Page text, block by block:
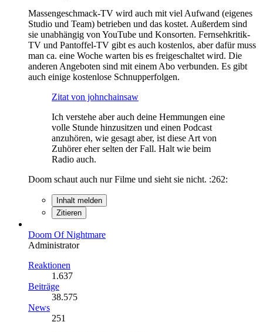
Massengeschmack-TV wird auch mit viel Aufwand (eigenes
Studio und Team) betrieben und das kostet. Außerdem sind
sie unabhängig von YouTube und Konsorten. Fernsehkritik-
TV und Pantoffel-TV gibt es auch kostenlos, aber dafür muss
man ca. eine Woche warten bis es freigeschaltet wird. Die
anderen Angeboten sind mit einem Abo verbunden. Es gibt
auch einige kostenlose Schnupperfolgen.
Zitat von johnchainsaw
Ich verstehe aber auch deine Hemmungen eine
volle Stunde hinzusitzen und einen Podcast
anzuhören, wie gesagt aber, ist diese Art von
Zuhörer eher selten der Fall. Halt wie beim
Radio auch.
Doom schaut auch nur Filme und sieht sie nicht. :262:
Inhalt melden
Zitieren
Doom Of Nightmare
Administrator
Reaktionen
1.637
Beiträge
38.575
News
251